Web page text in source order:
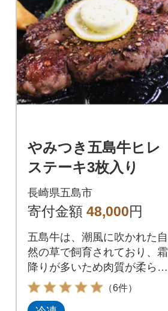
やみつき五島牛ヒレ
ステーキ3枚入り
長崎県五島市
寄付金額 48,000円
五島牛は、潮風に吹かれた自
然の草で飼育されており、霜
降りが多いため肉質が柔らか
いと評判のお肉です。
（6件）